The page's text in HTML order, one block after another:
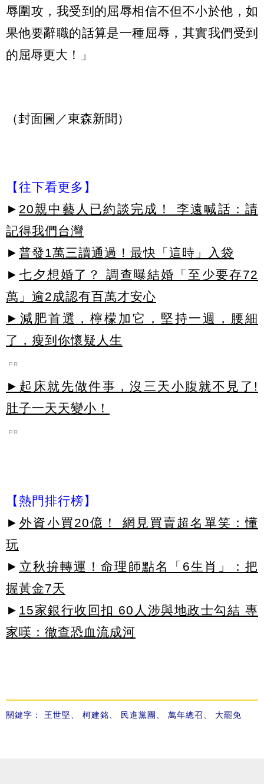
辱圍攻，我受到的屈辱相信不但不小於他，如
果他要辭職的話算是一種屈辱，其實我們受到
的屈辱更大！」
（封面圖／東森新聞）
【往下看更多】
► 20親中藝人已約談完成！ 李遠喊話：請
記得我們台灣
► 普發1萬三讀通過！最快「這時」入袋
► 七夕想婚了？ 調查曝結婚「至少要存72
萬」逾2成認有百萬才安心
►減肥首選，檸檬加它，堅持一週，腰細
了，瘦到你懷疑人生
PR
►起床就先做件事，沒三天小腹就不見了!
肚子一天天變小！
PR
【熱門排行榜】
► 外資小買20億！ 網見買賣超名單笑：懂
玩
► 立秋拚轉運！命理師點名「6生肖」：把
握黃金7天
► 15家銀行收回扣 60人涉與地政士勾結 專
家嘆：徹查恐血流成河
關鍵字： 王世堅 柯建銘 民進黨團 萬年總召 大罷免